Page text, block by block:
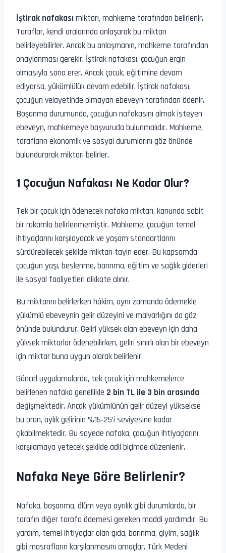
İştirak nafakasımiktarı, mahkeme tarafından belirlenir.
Taraflar, kendi aralarında anlaşarak bu miktarı
belirleyebilirler. Ancak bu anlaşmanın, mahkeme tarafından
onaylanması gerekir. İştirak nafakası, çocuğun ergin
olmasıyla sona erer. Ancak çocuk, eğitimine devam
ediyorsa, yükümlülük devam edebilir. İştirak nafakası,
çocuğun velayetinde olmayan ebeveyn tarafından ödenir.
Boşanma durumunda, çocuğun nafakasını almak isteyen
ebeveyn, mahkemeye başvuruda bulunmalıdır. Mahkeme,
tarafların ekonomik ve sosyal durumlarını göz önünde
bulundurarak miktarı belirler.
1 Çocuğun Nafakası Ne Kadar Olur?
Tek bir çocuk için ödenecek nafaka miktarı, kanunda sabit
bir rakamla belirlenmemiştir. Mahkeme, çocuğun temel
ihtiyaçlarını karşılayacak ve yaşam standartlarını
sürdürebilecek şekilde miktarı tayin eder. Bu kapsamda
çocuğun yaşı, beslenme, barınma, eğitim ve sağlık giderleri
ile sosyal faaliyetleri dikkate alınır.
Bu miktarını belirlerken hâkim, aynı zamanda ödemekle
yükümlü ebeveynin gelir düzeyini ve malvarlığını da göz
önünde bulundurur. Geliri yüksek olan ebeveyn için daha
yüksek miktarlar ödenebilirken, geliri sınırlı olan bir ebeveyn
için miktar buna uygun olarak belirlenir.
Güncel uygulamalarda, tek çocuk için mahkemelerce
belirlenen nafaka genellikle 2 bin TL ile 3 bin arasında
değişmektedir. Ancak yükümlünün gelir düzeyi yüksekse
bu oran, aylık gelirinin %15‑25’i seviyesine kadar
çıkabilmektedir. Bu sayede nafaka, çocuğun ihtiyaçlarını
karşılamaya yetecek şekilde adil biçimde düzenlenir.
Nafaka Neye Göre Belirlenir?
Nafaka, boşanma, ölüm veya ayrılık gibi durumlarda, bir
tarafın diğer tarafa ödemesi gereken maddi yardımdır. Bu
yardım, temel ihtiyaçlar olan gıda, barınma, giyim, sağlık
gibi masrafların karşılanmasını amaçlar. Türk Medeni